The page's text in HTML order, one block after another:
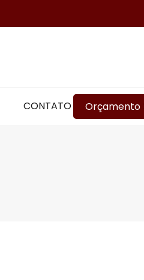
CONTATO Orçamento